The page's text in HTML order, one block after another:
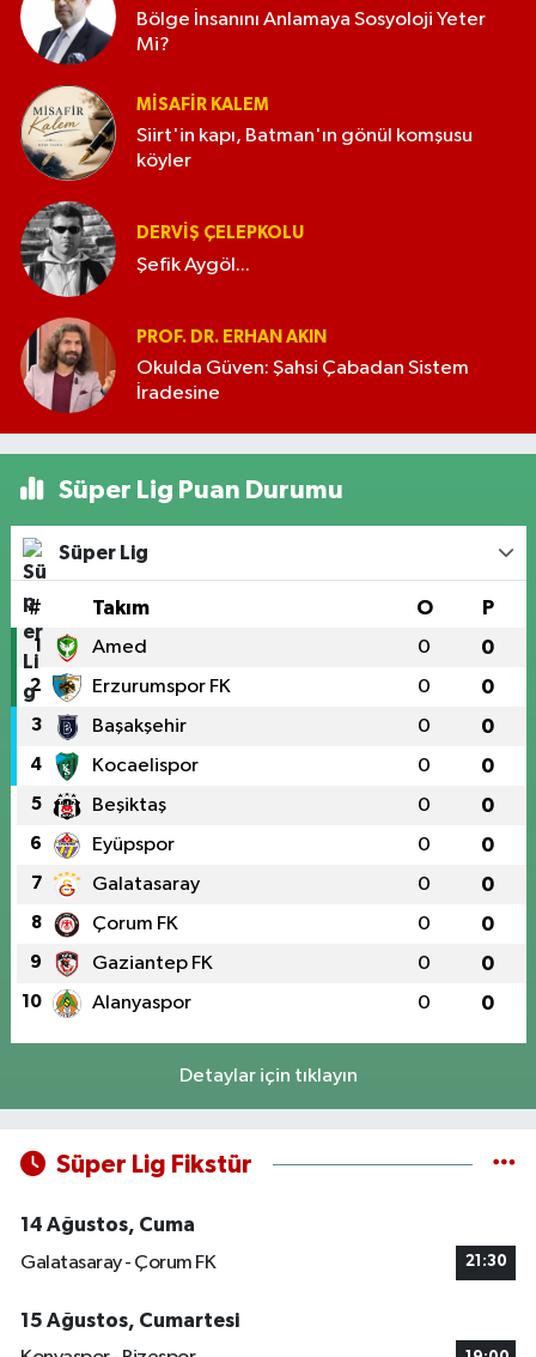
Bölge İnsanını Anlamaya Sosyoloji Yeter
Mi?
MISAFIR KALEM
Siirt'in kapı, Batman'ın gönül komşusu
köyler
DERVIŞ ÇELEPKOLU
Şefik Aygöl...
PROF. DR. ERHAN AKIN
Okulda Güven: Şahsi Çabadan Sistem
İradesine
Süper Lig Puan Durumu
Süper Lig
# Takım O P
1 Amed 0 0
2 Erzurumspor FK 0 0
3 Başakşehir 0 0
4 Kocaelispor 0 0
5 Beşiktaş 0 0
6 Eyüpspor 0 0
7 Galatasaray 0 0
8 Çorum FK 0 0
9 Gaziantep FK 0 0
10 Alanyaspor 0 0
Detaylar için tıklayın
Süper Lig Fikstür
14 Ağustos, Cuma
Galatasaray - Çorum FK
21:30
15 Ağustos, Cumartesi